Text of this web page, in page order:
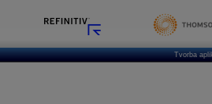
Tvorba